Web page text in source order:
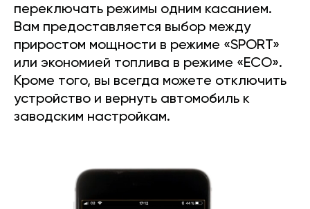
переключать режимы одним касанием.
Вам предоставляется выбор между
приростом мощности в режиме «SPORT»
или экономией топлива в режиме «ECO».
Кроме того, вы всегда можете отключить
устройство и вернуть автомобиль к
заводским настройкам.